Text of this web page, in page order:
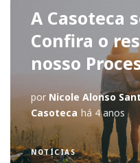
A Casoteca
Confira o
nosso
por Nicole Alonso
Casoteca há 4 anos
NOTÍCIAS